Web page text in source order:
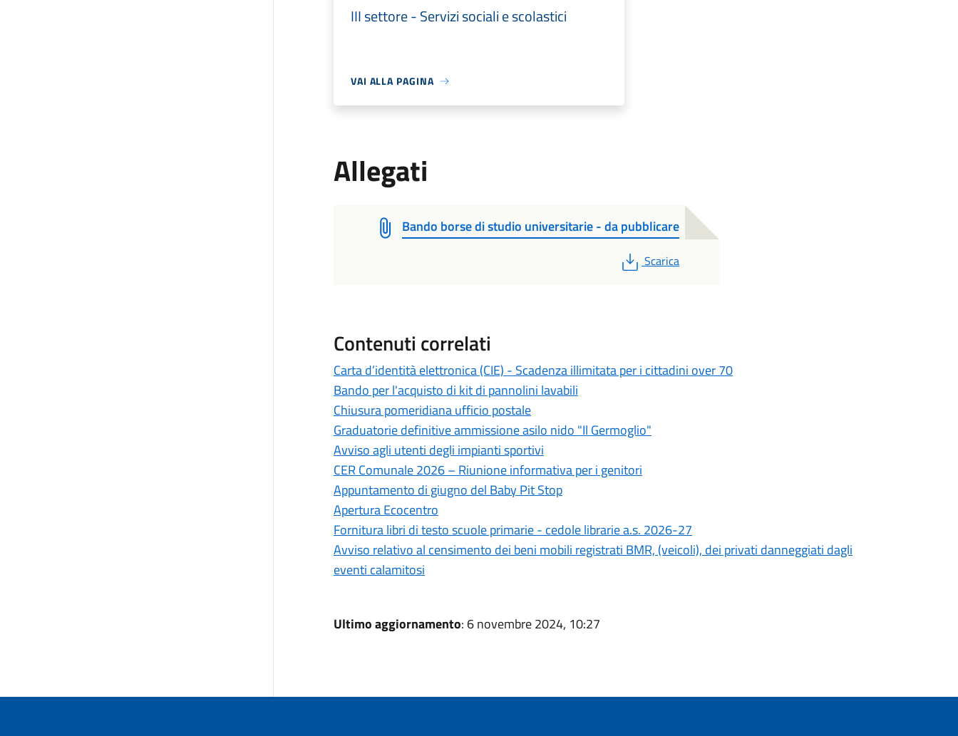
III settore - Servizi sociali e scolastici
VAI ALLA PAGINA
Allegati
Bando borse di studio universitarie - da pubblicare
PDF
Scarica
Contenuti correlati
Carta d’identità elettronica (CIE) - Scadenza illimitata per i cittadini over 70
Bando per l'acquisto di kit di pannolini lavabili
Chiusura pomeridiana ufficio postale
Graduatorie definitive ammissione asilo nido "Il Germoglio"
Avviso agli utenti degli impianti sportivi
CER Comunale 2026 – Riunione informativa per i genitori
Appuntamento di giugno del Baby Pit Stop
Apertura Ecocentro
Fornitura libri di testo scuole primarie - cedole librarie a.s. 2026-27
Avviso relativo al censimento dei beni mobili registrati BMR, (veicoli), dei privati danneggiati dagli
eventi calamitosi
Ultimo aggiornamento: 6 novembre 2024, 10:27